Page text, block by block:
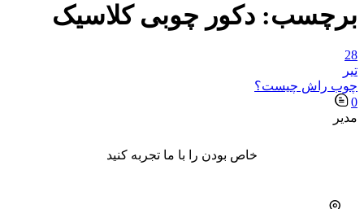
برچسب: دکور چوبی کلاسیک
28
تیر
چوب راش چیست؟
0
مدیر
خاص بودن را با ما تجربه کنید